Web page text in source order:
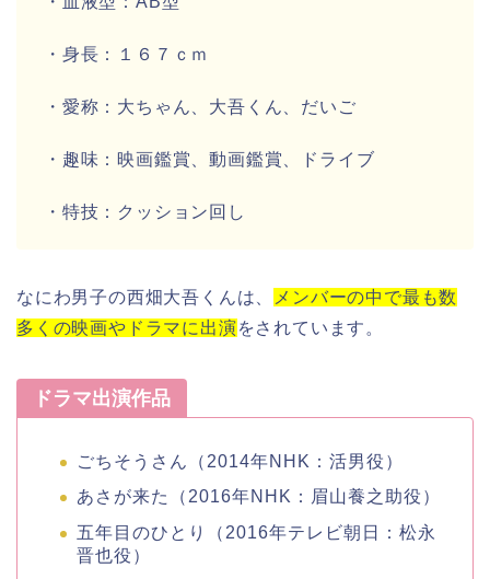
・身長： １６７ｃｍ
・愛称： 大ちゃん、大吾くん、だいご
・趣味： 映画鑑賞、動画鑑賞、ドライブ
・特技： クッション回し
なにわ男子の西畑大吾くんは、
メンバーの中で最も数
多くの映画やドラマに出演をされています。
ドラマ出演作品
ごちそうさん
（2014年NHK：活男役）
あさが来た
（2016年NHK：眉山養之助役）
五年目のひとり
（2016年テレビ朝日：松永
晋也役）